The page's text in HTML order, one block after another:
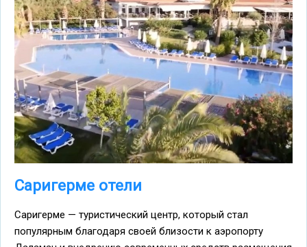
Саригерме отели
Саригерме — туристический центр, который стал
популярным благодаря своей близости к аэропорту